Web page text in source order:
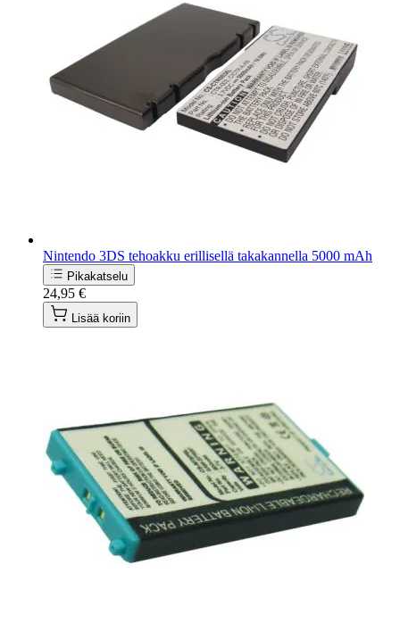
Nintendo 3DS tehoakku erillisellä takakannella 5000 mAh
Pikakatselu
24,95 €
Lisää koriin